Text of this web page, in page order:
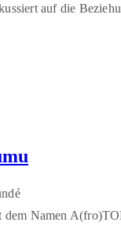
auf die
Namen